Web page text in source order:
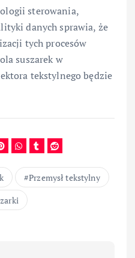
sterowania,
danych sprawia, że
tych procesów
suszarek w
tekstylnego będzie
Przemysł tekstylny